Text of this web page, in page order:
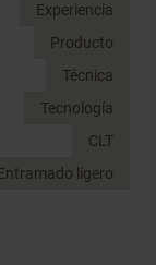
Experiencia
Producto
Técnica
Tecnología
CLT
ligero